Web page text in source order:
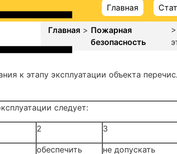
Главная
Главная > Пожарная
безопасность
к этапу эксплуатации объекта
следует:
2 3
обеспечить
не допускать